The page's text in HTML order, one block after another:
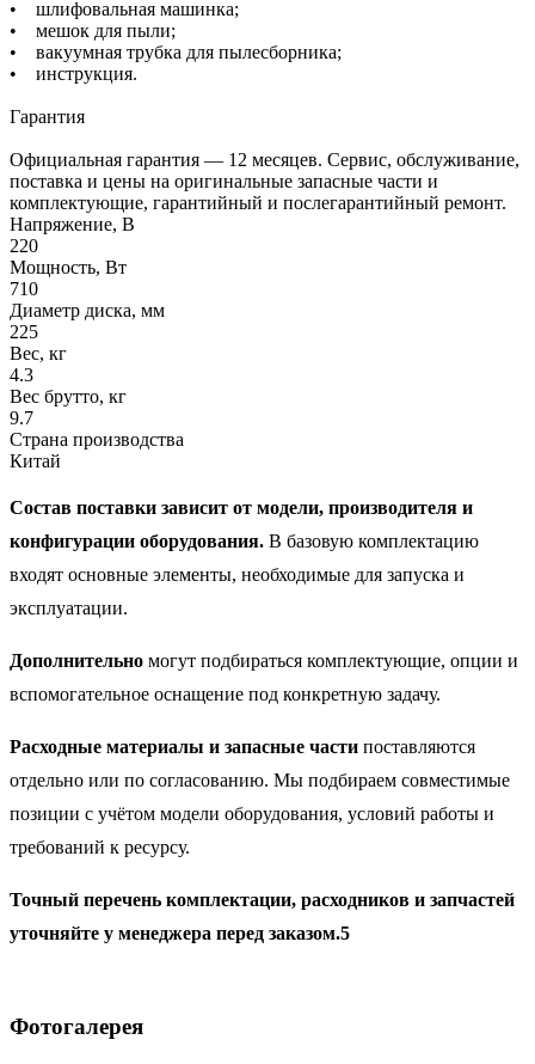
• шлифовальная машинка;
• мешок для пыли;
• вакуумная трубка для пылесборника;
• инструкция.
Гарантия
Официальная гарантия — 12 месяцев. Сервис, обслуживание,
поставка и цены на оригинальные запасные части и
комплектующие, гарантийный и послегарантийный ремонт.
Напряжение, В
220
Мощность, Вт
710
Диаметр диска, мм
225
Вес, кг
4.3
Вес брутто, кг
9.7
Страна производства
Китай
Состав поставки зависит от модели, производителя и
конфигурации оборудования. В базовую комплектацию
входят основные элементы, необходимые для запуска и
эксплуатации.
Дополнительно могут подбираться комплектующие, опции и
вспомогательное оснащение под конкретную задачу.
Расходные материалы и запасные части поставляются
отдельно или по согласованию. Мы подбираем совместимые
позиции с учётом модели оборудования, условий работы и
требований к ресурсу.
Точный перечень комплектации, расходников и запчастей
уточняйте у менеджера перед заказом.5
Фотогалерея